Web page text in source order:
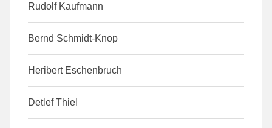
Rudolf Kaufmann
Bernd Schmidt-Knop
Heribert Eschenbruch
Detlef Thiel